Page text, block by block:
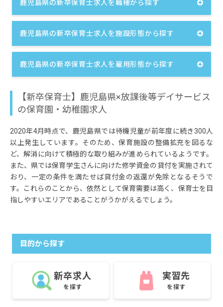
鹿児島県の新卒保育士求人を職種から探す
鹿児島県の新卒保育士求人を施設形態から探す
鹿児島県の新卒保育士求人を雇用形態から探す
【新卒保育士】鹿児島県×放課後等デイサービス
の保育園・幼稚園求人
2020年4月時点で、鹿児島県では待機児童が前年度に続き300人
以上発生しています。そのため、保育施設の整備拡充を図るな
ど、解消に向けて積極的な取り組みが進められているようです。
また、県では保育学生さんに向けた修学資金の貸付を実施されて
おり、一定の条件を満たせば貸付金の返還が免除となるそうで
す。これらのことから、依然として保育需要は高く、保育士を目
指しやすいエリアであることがうかがえるでしょう。
目的から探す
新卒求人
を探す
実習先
を探す